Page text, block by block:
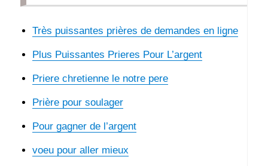
Très puissantes prières de demandes en ligne
Plus Puissantes Prieres Pour L’argent
Priere chretienne le notre pere
Prière pour soulager
Pour gagner de l’argent
voeu pour aller mieux